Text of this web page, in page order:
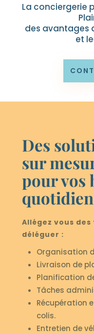
La conciergerie
des avantages
et
Des
sur
pour vos
Allégez vous
déléguer :
Organisation
Livraison de
Planification
Tâches
Récupération
colis.
Entretien de